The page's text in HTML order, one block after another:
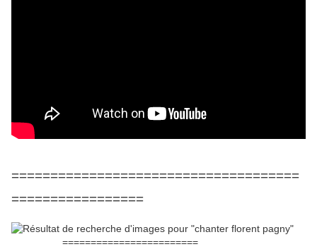
=====================================
=================
========================